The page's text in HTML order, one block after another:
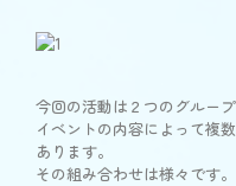
今回の活動は２つのグループ
イベントの内容によって複
あります。
その組み合わせは様々です。